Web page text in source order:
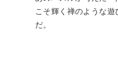
こそ輝く禅のような
だ。